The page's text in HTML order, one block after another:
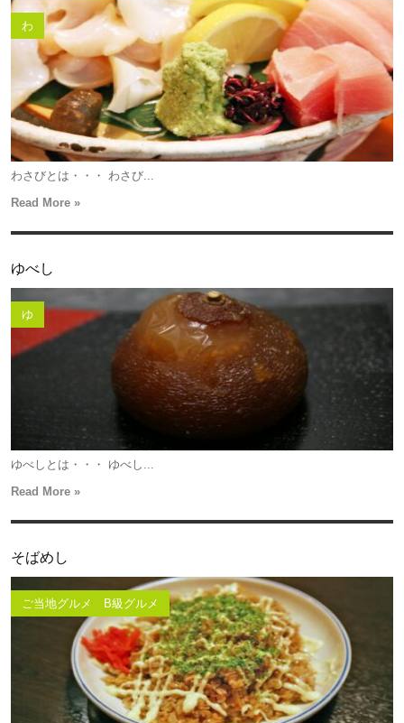
わ
わさびとは・・・ わさび...
Read More »
ゆべし
ゆ
ゆべしとは・・・ ゆべし...
Read More »
そばめし
ご当地グルメ B級グルメ